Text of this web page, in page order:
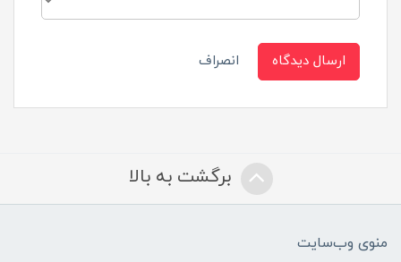
ارسال دیدگاه انصراف
برگشت به بالا
منوی وب‌سایت